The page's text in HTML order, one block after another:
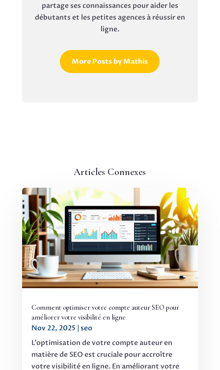
partage ses connaissances pour aider les
débutants et les petites agences à réussir en
ligne.
More Posts by Mathis
Articles Connexes
Comment optimiser votre compte auteur SEO pour
améliorer votre visibilité en ligne
Nov 22, 2025 | seo
L'optimisation de votre compte auteur en
matière de SEO est cruciale pour accroître
votre visibilité en ligne. En améliorant votre